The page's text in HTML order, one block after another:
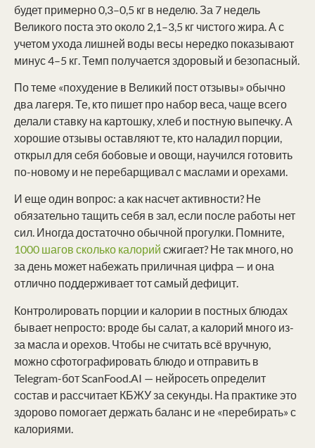
будет примерно 0,3–0,5 кг в неделю. За 7 недель
Великого поста это около 2,1–3,5 кг чистого жира. А с
учетом ухода лишней воды весы нередко показывают
минус 4–5 кг. Темп получается здоровый и безопасный.
По теме «похудение в Великий пост отзывы» обычно
два лагеря. Те, кто пишет про набор веса, чаще всего
делали ставку на картошку, хлеб и постную выпечку. А
хорошие отзывы оставляют те, кто наладил порции,
открыл для себя бобовые и овощи, научился готовить
по-новому и не перебарщивал с маслами и орехами.
И еще один вопрос: а как насчет активности? Не
обязательно тащить себя в зал, если после работы нет
сил. Иногда достаточно обычной прогулки. Помните,
1000 шагов сколько калорий сжигает? Не так много, но
за день может набежать приличная цифра — и она
отлично поддерживает тот самый дефицит.
Контролировать порции и калории в постных блюдах
бывает непросто: вроде бы салат, а калорий много из-
за масла и орехов. Чтобы не считать всё вручную,
можно сфотографировать блюдо и отправить в
Telegram-бот ScanFood.AI — нейросеть определит
состав и рассчитает КБЖУ за секунды. На практике это
здорово помогает держать баланс и не «перебирать» с
калориями.